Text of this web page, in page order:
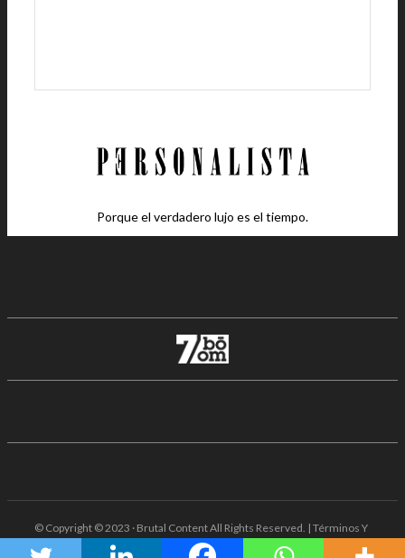
Porque el verdadero lujo es el tiempo.
© Copyright © 2023 · Brutal Content All Rights Reserved. | Términos Y
Condiciones · Aviso De Privacidad